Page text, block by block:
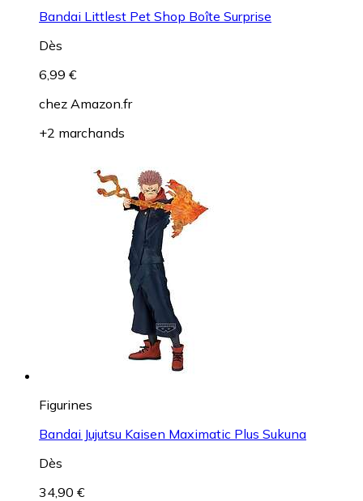
Bandai Littlest Pet Shop Boîte Surprise
Dès
6,99 €
chez Amazon.fr
+2 marchands
Figurines
Bandai Jujutsu Kaisen Maximatic Plus Sukuna
Dès
34,90 €